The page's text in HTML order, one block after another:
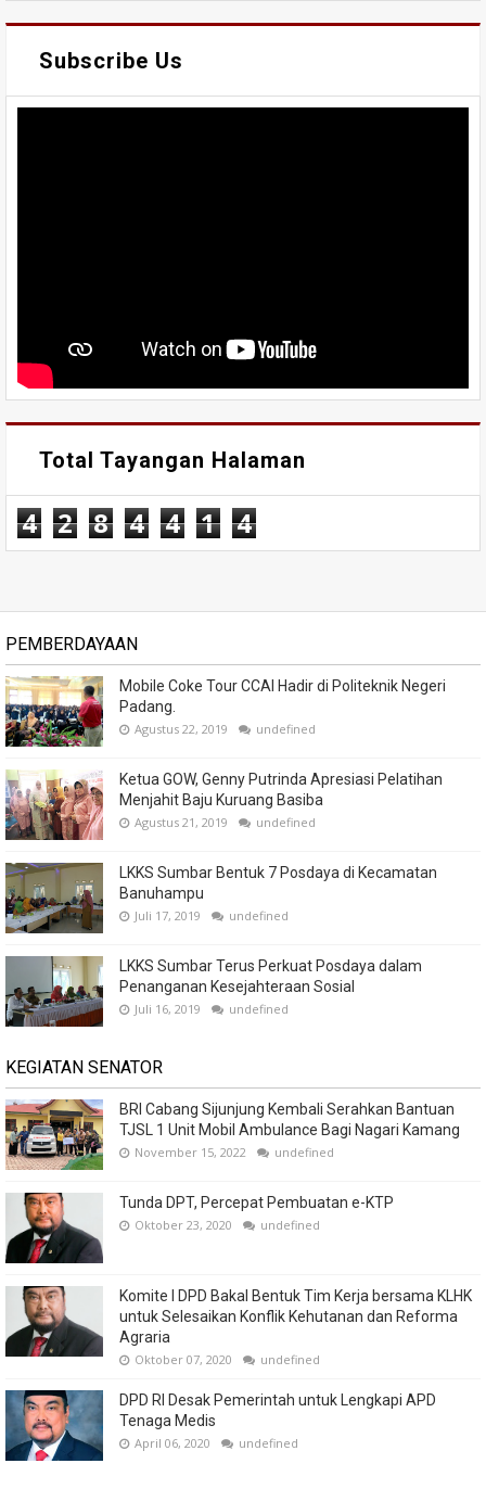
Subscribe Us
Total Tayangan Halaman
4 2 8 4 4 1 4
PEMBERDAYAAN
Mobile Coke Tour CCAI Hadir di Politeknik Negeri
Padang.
Agustus 22, 2019 undefined
Ketua GOW, Genny Putrinda Apresiasi Pelatihan
Menjahit Baju Kuruang Basiba
Agustus 21, 2019 undefined
LKKS Sumbar Bentuk 7 Posdaya di Kecamatan
Banuhampu
Juli 17, 2019 undefined
LKKS Sumbar Terus Perkuat Posdaya dalam
Penanganan Kesejahteraan Sosial
Juli 16, 2019 undefined
KEGIATAN SENATOR
BRI Cabang Sijunjung Kembali Serahkan Bantuan
TJSL 1 Unit Mobil Ambulance Bagi Nagari Kamang
November 15, 2022 undefined
Tunda DPT, Percepat Pembuatan e-KTP
Oktober 23, 2020 undefined
Komite I DPD Bakal Bentuk Tim Kerja bersama KLHK
untuk Selesaikan Konflik Kehutanan dan Reforma
Agraria
Oktober 07, 2020 undefined
DPD RI Desak Pemerintah untuk Lengkapi APD
Tenaga Medis
April 06, 2020 undefined